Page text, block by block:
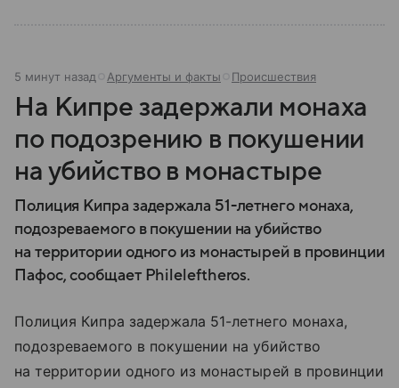
5 минут назад Аргументы и факты Происшествия
На Кипре задержали монаха
по подозрению в покушении
на убийство в монастыре
Полиция Кипра задержала 51-летнего монаха,
подозреваемого в покушении на убийство
на территории одного из монастырей в провинции
Пафос, сообщает Phileleftheros.
Полиция Кипра задержала 51-летнего монаха,
подозреваемого в покушении на убийство
на территории одного из монастырей в провинции